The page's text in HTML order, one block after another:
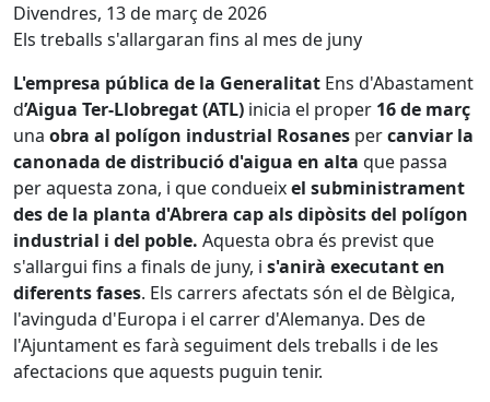
Divendres, 13 de març de 2026
Els treballs s'allargaran fins al mes de juny
L'empresa pública de la Generalitat Ens d'Abastament
d’Aigua Ter-Llobregat (ATL) inicia el proper 16 de març
una obra al polígon industrial Rosanes percanviar la
canonada de distribució d'aigua en alta que passa
per aquesta zona, i que condueixel subministrament
des de la planta d'Abrera cap als dipòsits del polígon
industrial i del poble. Aquesta obra és previst que
s'allargui fins a finals de juny, i s'anirà executant en
diferents fases. Els carrers afectats són el de Bèlgica,
l'avinguda d'Europa i el carrer d'Alemanya. Des de
l'Ajuntament es farà seguiment dels treballs i de les
afectacions que aquests puguin tenir.